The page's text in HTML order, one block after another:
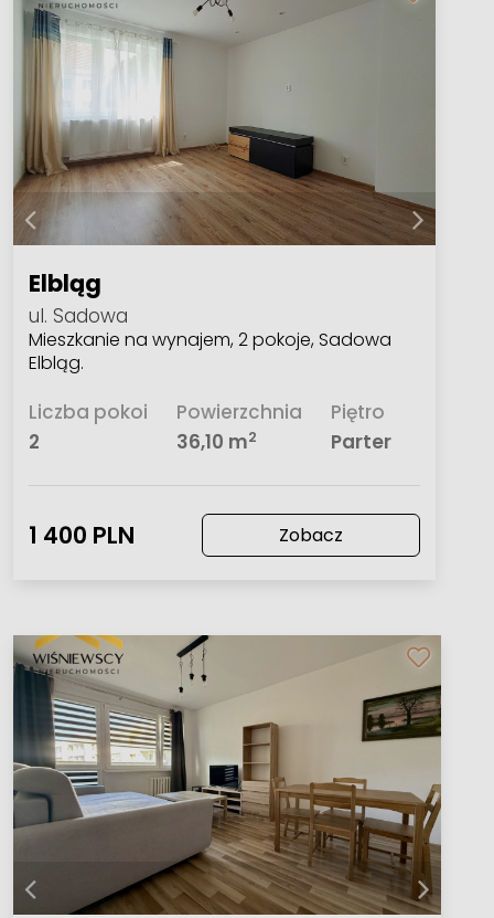
Elbląg
ul. Sadowa
Mieszkanie na wynajem, 2 pokoje, Sadowa
Elbląg.
Liczba pokoi
2
Powierzchnia
36,10 m2
Piętro
Parter
1 400 PLN Zobacz